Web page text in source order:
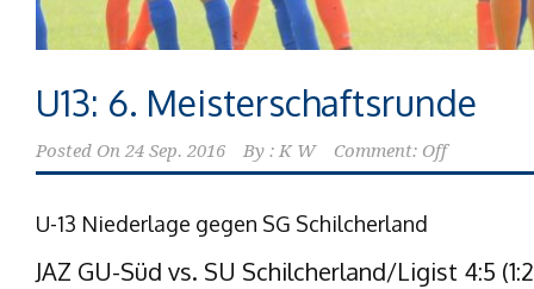
U13: 6. Meisterschaftsrunde
Posted On 24 Sep. 2016 By : K W Comment: Off
U-13 Niederlage gegen SG Schilcherland
JAZ GU-Süd vs. SU Schilcherland/Ligist 4:5